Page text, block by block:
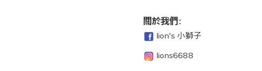
關於我們:
lion's 小獅子
lions6688